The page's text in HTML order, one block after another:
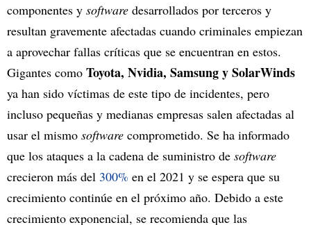
componentes y software desarrollados por terceros y
resultan gravemente afectadas cuando criminales empiezan
a aprovechar fallas críticas que se encuentran en estos.
Gigantes como Toyota, Nvidia, Samsung y SolarWinds
ya han sido víctimas de este tipo de incidentes, pero
incluso pequeñas y medianas empresas salen afectadas al
usar el mismo software comprometido. Se ha informado
que los ataques a la cadena de suministro de software
crecieron más del 300% en el 2021 y se espera que su
crecimiento continúe en el próximo año. Debido a este
crecimiento exponencial, se recomienda que las